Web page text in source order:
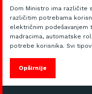
Dom Ministro ima različite
različitim potrebama
električnim podešavanjem
madracima, automatske
potrebe korisnika. Svi
Opširnije